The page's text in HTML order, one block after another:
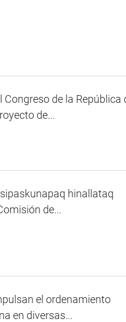
de la República
de...
hinallataq
de...
el ordenamiento
en diversas...